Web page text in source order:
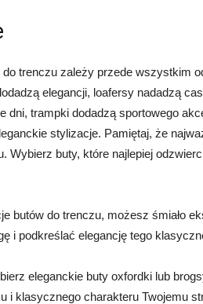
trenczu zależy przede wszystkim
elegancji, loafersy nadadzą
dni, trampki dodadzą sportowego
stylizacje. Pamiętaj, że
Wybierz buty, które najlepiej
butów do trenczu, możesz śmiało
i podkreślać elegancję tego
eleganckie buty oxfordki lub
i klasycznego charakteru Twojemu